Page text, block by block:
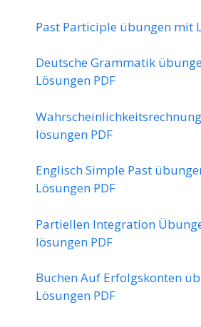
Past Participle übungen mit
Deutsche Grammatik
Lösungen PDF
lösungen PDF
Englisch Simple Past
Lösungen PDF
Partiellen Integration
lösungen PDF
Buchen Auf Erfolgskonten
Lösungen PDF